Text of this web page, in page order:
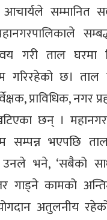
सम्मानित
गरी ताल घरमा
गरिरहेको छ। ताल
प्राविधिक, नगर
छन् ।
सम्पन्न भएपछि
भने, ‘सबैको
गाड्ने कामको
अतुलनीय